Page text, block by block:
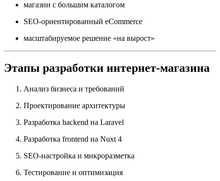
магазин с большим каталогом
SEO-ориентированный eCommerce
масштабируемое решение «на вырост»
Этапы разработки интернет-магазина
Анализ бизнеса и требований
Проектирование архитектуры
Разработка backend на Laravel
Разработка frontend на Nuxt 4
SEO-настройка и микроразметка
Тестирование и оптимизация